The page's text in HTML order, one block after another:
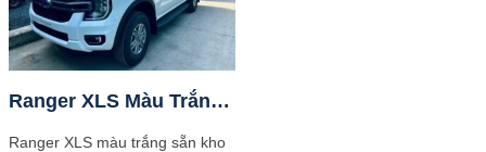
Ranger XLS Màu Trắng Mới Nhất 2025 Sẵn Kho Giao Ngay
Ranger XLS màu trắng sẵn kho